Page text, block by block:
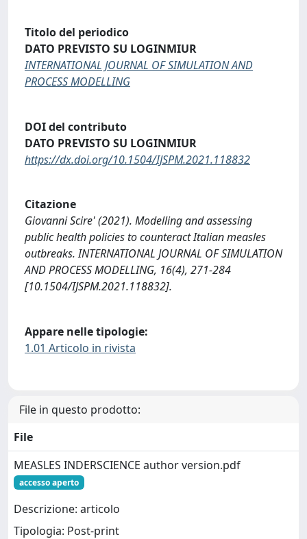
Titolo del periodico
DATO PREVISTO SU LOGINMIUR
INTERNATIONAL JOURNAL OF SIMULATION AND
PROCESS MODELLING
DOI del contributo
DATO PREVISTO SU LOGINMIUR
https://dx.doi.org/10.1504/IJSPM.2021.118832
Citazione
Giovanni Scire' (2021). Modelling and assessing
public health policies to counteract Italian measles
outbreaks. INTERNATIONAL JOURNAL OF SIMULATION
AND PROCESS MODELLING, 16(4), 271-284
[10.1504/IJSPM.2021.118832].
Appare nelle tipologie:
1.01 Articolo in rivista
File in questo prodotto:
File
MEASLES INDERSCIENCE author version.pdf
accesso aperto
Descrizione: articolo
Tipologia: Post-print